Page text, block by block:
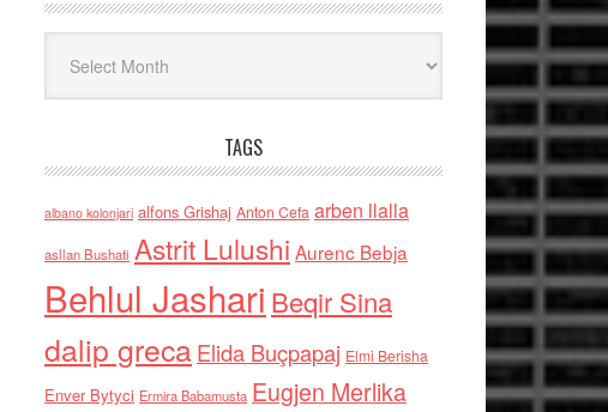
TAGS
albano kolonjari alfons Grishaj Anton Cefa arben llalla
asllan Bushati Astrit Lulushi Aurenc Bebja
Behlul Jashari Beqir Sina
dalip grecaElida Buçpapaj Elmi Berisha
Enver Bytyci Ermira Babamusta Eugjen Merlika